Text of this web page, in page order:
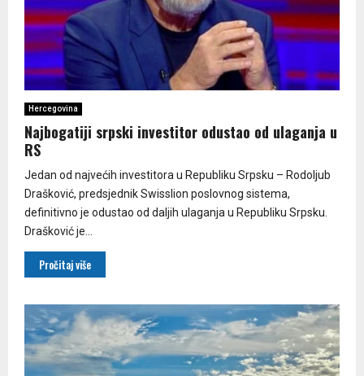
Hercegovina
Najbogatiji srpski investitor odustao od ulaganja u
RS
Jedan od najvećih investitora u Republiku Srpsku – Rodoljub
Drašković, predsjednik Swisslion poslovnog sistema,
definitivno je odustao od daljih ulaganja u Republiku Srpsku.
Drašković je...
Pročitaj više